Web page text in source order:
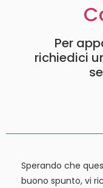
Per
richiedici
Sperando che
buono spunto, vi